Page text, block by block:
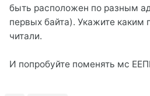
быть расположен по разным
первых байта). Укажите каким
читали.
И попробуйте поменять мс